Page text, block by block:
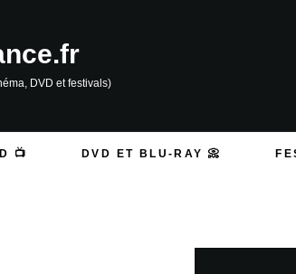
DVD et festivals)
📺 DVD ET BLU-RAY 📀